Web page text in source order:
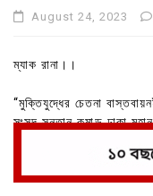
August 24, 2023
ম্যাক রানা।।
“মুক্তিযুদ্ধের চেতনা
সংসদ সন্তান কমান্ড ঢাকা